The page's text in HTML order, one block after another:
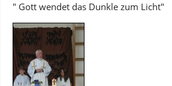
" Gott wendet das Dunkle zum Licht"